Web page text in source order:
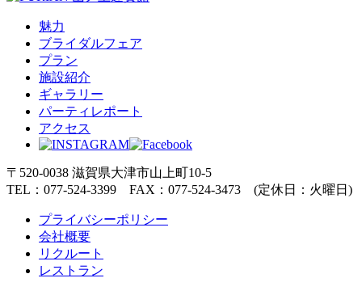
魅力
ブライダルフェア
プラン
施設紹介
ギャラリー
パーティレポート
アクセス
〒520-0038 滋賀県大津市山上町10-5
TEL：077-524-3399 FAX：077-524-3473 (定休日：火曜日)
プライバシーポリシー
会社概要
リクルート
レストラン